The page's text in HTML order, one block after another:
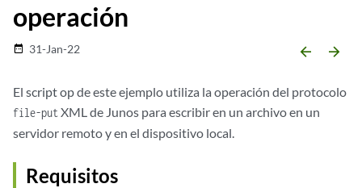
operación
date_range 31-Jan-22 arrow_backward arrow_forward
El script opde este ejemplo utiliza la operación del protocolo
file-putXML de Junos para escribir en un archivo en un
servidor remoto y en el dispositivo local.
Requisitos